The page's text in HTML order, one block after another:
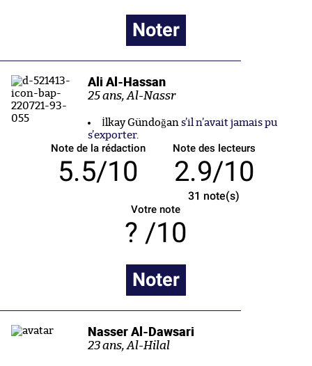
Noter
Ali Al-Hassan
25 ans, Al-Nassr
İlkay Gündoğan s’il n’avait jamais pu
s’exporter.
Note de la rédaction
5.5/10
Note des lecteurs
2.9/10
31 note(s)
Votre note
/10
Noter
Nasser Al-Dawsari
23 ans, Al-Hilal